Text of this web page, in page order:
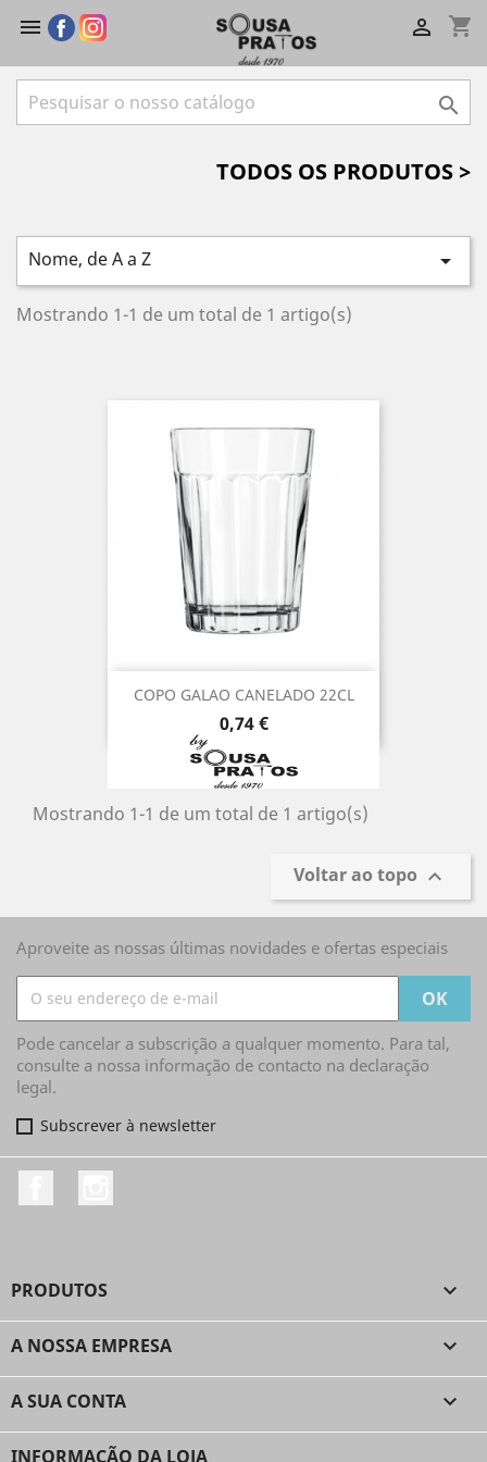
 shopping_cart


TODOS OS PRODUTOS >
Nome, de A a Z 
Mostrando 1-1 de um total de 1 artigo(s)
COPO GALAO CANELADO 22CL
Preço
0,74 €
Mostrando 1-1 de um total de 1 artigo(s)
Voltar ao topo 
Aproveite as nossas últimas novidades e ofertas especiais
Pode cancelar a subscrição a qualquer momento. Para tal,
consulte a nossa informação de contacto na declaração
legal.
Subscrever à newsletter
PRODUTOS 
A NOSSA EMPRESA 
A SUA CONTA 
INFORMAÇÃO DA LOJA